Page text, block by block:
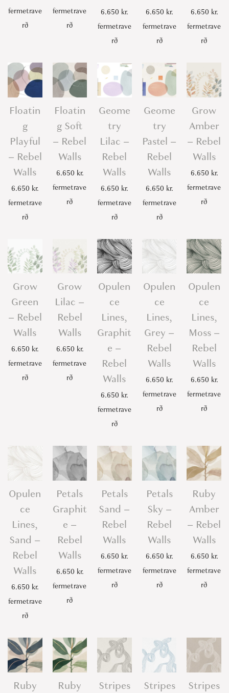
fermetrave
rð
fermetrave
rð
6.650 kr.
fermetrave
rð
6.650 kr.
fermetrave
rð
6.650 kr.
fermetrave
rð
Floatin
g
Playful
– Rebel
Walls
6.650 kr.
fermetrave
rð
Floatin
g Soft
– Rebel
Walls
6.650 kr.
fermetrave
rð
Geome
try
Lilac –
Rebel
Walls
6.650 kr.
fermetrave
rð
Geome
try
Pastel –
Rebel
Walls
6.650 kr.
fermetrave
rð
Grow
Amber
– Rebel
Walls
6.650 kr.
fermetrave
rð
Grow
Green
– Rebel
Walls
6.650 kr.
fermetrave
rð
Grow
Lilac –
Rebel
Walls
6.650 kr.
fermetrave
rð
Opulen
ce
Lines,
Graphit
e –
Rebel
Walls
6.650 kr.
fermetrave
rð
Opulen
ce
Lines,
Grey –
Rebel
Walls
6.650 kr.
fermetrave
rð
Opulen
ce
Lines,
Moss –
Rebel
Walls
6.650 kr.
fermetrave
rð
Opulen
ce
Lines,
Sand –
Rebel
Walls
6.650 kr.
fermetrave
rð
Petals
Graphit
e –
Rebel
Walls
6.650 kr.
fermetrave
rð
Petals
Sand –
Rebel
Walls
6.650 kr.
fermetrave
rð
Petals
Sky –
Rebel
Walls
6.650 kr.
fermetrave
rð
Ruby
Amber
– Rebel
Walls
6.650 kr.
fermetrave
rð
Ruby
Ruby
Stripes
Stripes
Stripes